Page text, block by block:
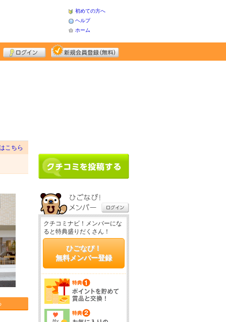
初めての方へ
ヘルプ
ホーム
こちら
クチコミナビ！メンバーにな
ると特典盛りだくさん！
ひごなび！
無料メンバー登録